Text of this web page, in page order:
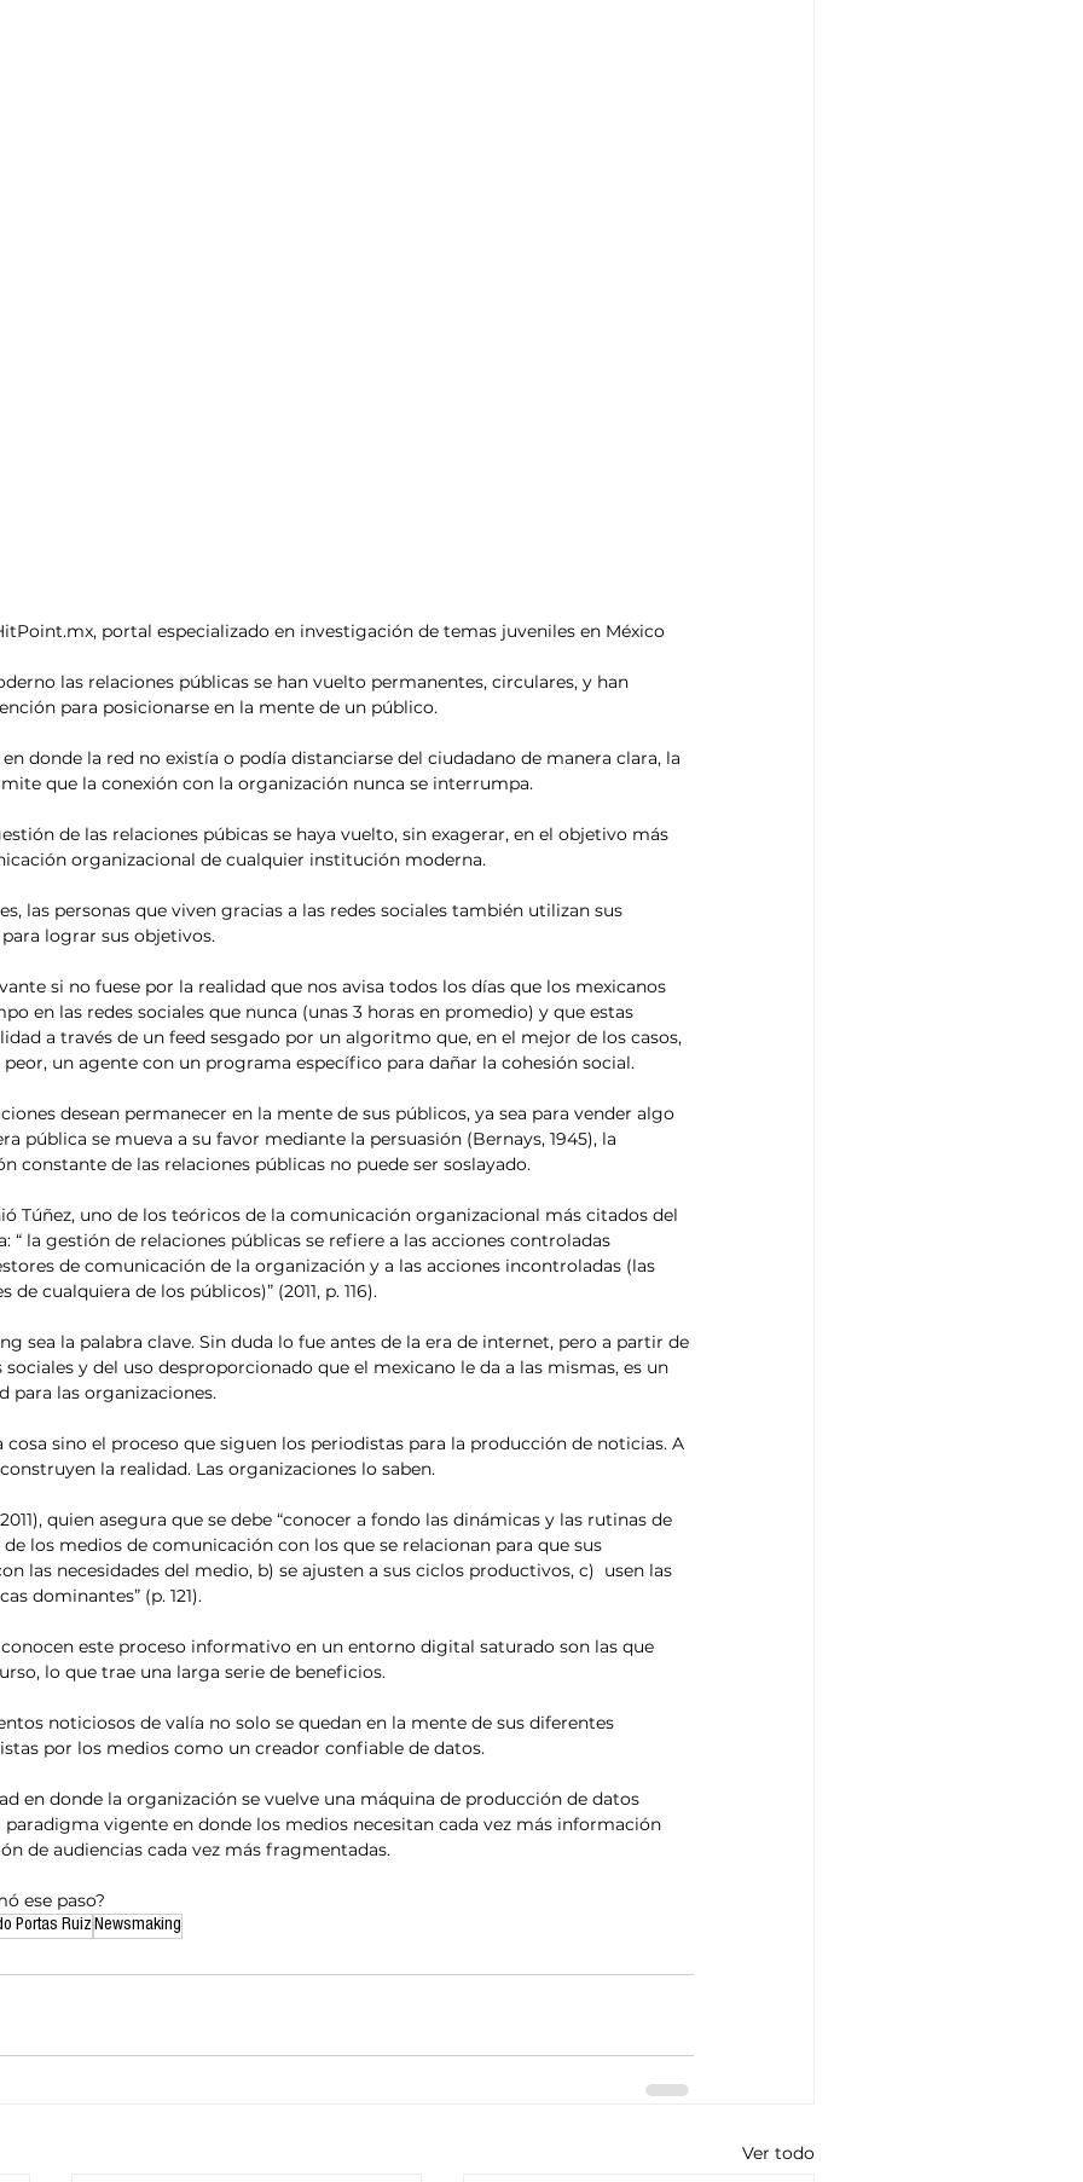
portal especializado en investigación de temas juveniles en México
las relaciones públicas se han vuelto permanentes, circulares, y han
para posicionarse en la mente de un público.
donde la red no existía o podía distanciarse del ciudadano de manera clara, la
que la conexión con la organización nunca se interrumpa.
de las relaciones púbicas se haya vuelto, sin exagerar, en el objetivo más
organizacional de cualquier institución moderna.
las personas que viven gracias a las redes sociales también utilizan sus
lograr sus objetivos.
si no fuese por la realidad que nos avisa todos los días que los mexicanos
en las redes sociales que nunca (unas 3 horas en promedio) y que estas
a través de un feed sesgado por un algoritmo que, en el mejor de los casos,
peor, un agente con un programa específico para dañar la cohesión social.
desean permanecer en la mente de sus públicos, ya sea para vender algo
pública se mueva a su favor mediante la persuasión (Bernays, 1945), la
constante de las relaciones públicas no puede ser soslayado.
Túñez, uno de los teóricos de la comunicación organizacional más citados del
“ la gestión de relaciones públicas se refiere a las acciones controladas
de comunicación de la organización y a las acciones incontroladas (las
cualquiera de los públicos)” (2011, p. 116).
sea la palabra clave. Sin duda lo fue antes de la era de internet, pero a partir de
sociales y del uso desproporcionado que el mexicano le da a las mismas, es un
para las organizaciones.
sino el proceso que siguen los periodistas para la producción de noticias. A
la realidad. Las organizaciones lo saben.
quien asegura que se debe “conocer a fondo las dinámicas y las rutinas de
los medios de comunicación con los que se relacionan para que sus
las necesidades del medio, b) se ajusten a sus ciclos productivos, c)  usen las
dominantes” (p. 121).
este proceso informativo en un entorno digital saturado son las que
lo que trae una larga serie de beneficios.
noticiosos de valía no solo se quedan en la mente de sus diferentes
por los medios como un creador confiable de datos.
en donde la organización se vuelve una máquina de producción de datos
paradigma vigente en donde los medios necesitan cada vez más información
de audiencias cada vez más fragmentadas.
ese paso?
Portas Ruiz Newsmaking
Ver todo